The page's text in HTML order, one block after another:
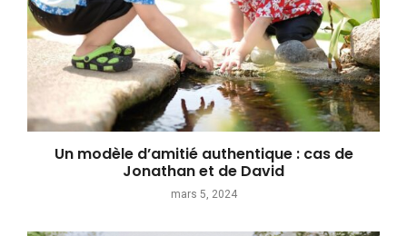
Un modèle d’amitié authentique : cas de
Jonathan et de David
mars 5, 2024